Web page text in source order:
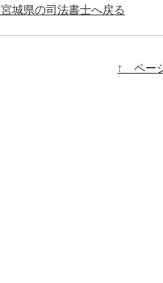
城県の司法書士へ戻る
↑ ペー